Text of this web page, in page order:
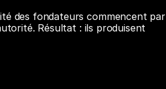
des fondateurs commencent par
Résultat : ils produisent